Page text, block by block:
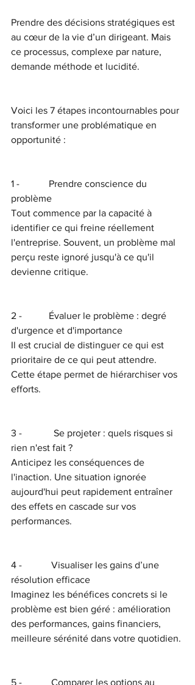
Prendre des décisions stratégiques est
au cœur de la vie d’un dirigeant. Mais
ce processus, complexe par nature,
demande méthode et lucidité.
Voici les 7 étapes incontournables pour
transformer une problématique en
opportunité :
1 -            Prendre conscience du
problème
Tout commence par la capacité à
identifier ce qui freine réellement
l'entreprise. Souvent, un problème mal
perçu reste ignoré jusqu'à ce qu'il
devienne critique.
2 -           Évaluer le problème : degré
d'urgence et d'importance
Il est crucial de distinguer ce qui est
prioritaire de ce qui peut attendre.
Cette étape permet de hiérarchiser vos
efforts.
3 -             Se projeter : quels risques si
rien n'est fait ?
Anticipez les conséquences de
l'inaction. Une situation ignorée
aujourd'hui peut rapidement entraîner
des effets en cascade sur vos
performances.
4 -            Visualiser les gains d’une
résolution efficace
Imaginez les bénéfices concrets si le
problème est bien géré : amélioration
des performances, gains financiers,
meilleure sérénité dans votre quotidien.
5 -            Comparer les options au